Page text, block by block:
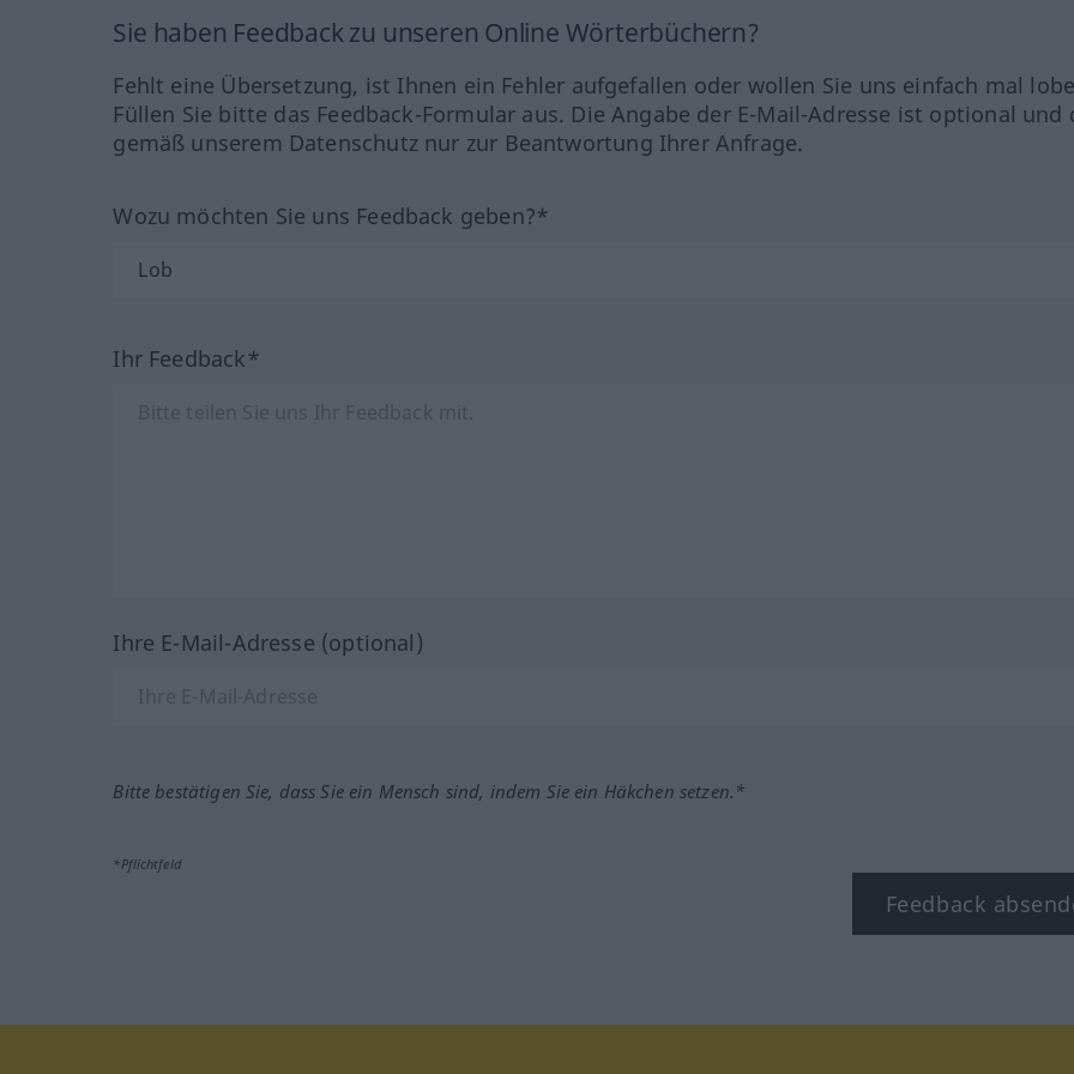
Sie haben Feedback zu unseren Online Wörterbüchern?
Fehlt eine Übersetzung, ist Ihnen ein Fehler aufgefallen oder wollen Sie uns einfach mal
Füllen Sie bitte das Feedback-Formular aus. Die Angabe der E-Mail-Adresse ist optional und
gemäß unserem Datenschutz nur zur Beantwortung Ihrer Anfrage.
Wozu möchten Sie uns Feedback geben?*
Ihr Feedback*
Ihre E-Mail-Adresse (optional)
Bitte bestätigen Sie, dass Sie ein Mensch sind, indem Sie ein Häkchen setzen.*
*Pflichtfeld
Feedback